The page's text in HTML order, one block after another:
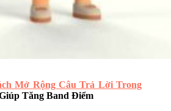
Mở Rộng Câu Trả Lời Trong
Tăng Band Điểm